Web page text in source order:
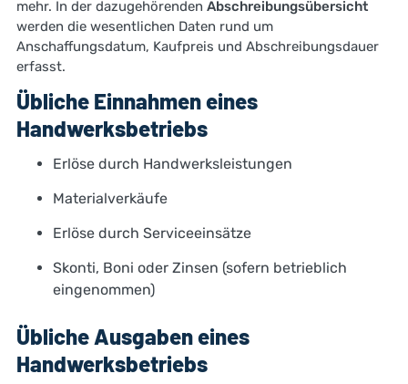
mehr. In der dazugehörenden Abschreibungsübersicht
werden die wesentlichen Daten rund um
Anschaffungsdatum, Kaufpreis und Abschreibungsdauer
erfasst.
Übliche Einnahmen eines
Handwerksbetriebs
Erlöse durch Handwerksleistungen
Materialverkäufe
Erlöse durch Serviceeinsätze
Skonti, Boni oder Zinsen (sofern betrieblich
eingenommen)
Übliche Ausgaben eines
Handwerksbetriebs